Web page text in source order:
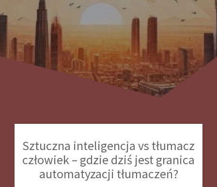
Sztuczna inteligencja vs tłumacz
człowiek – gdzie dziś jest granica
automatyzacji tłumaczeń?